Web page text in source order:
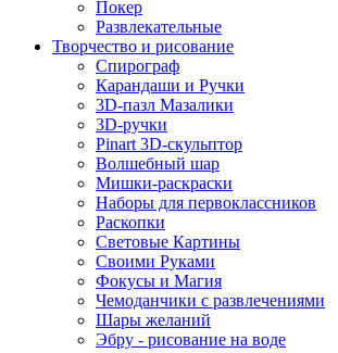
Покер
Развлекательные
Творчество и рисование
Спирограф
Карандаши и Ручки
3D-пазл Мазалики
3D-ручки
Pinart 3D-скульптор
Волшебный шар
Мишки-раскраски
Наборы для первоклассников
Раскопки
Световые Картины
Своими Руками
Фокусы и Магия
Чемоданчики с развлечениями
Шары желаний
Эбру - рисование на воде